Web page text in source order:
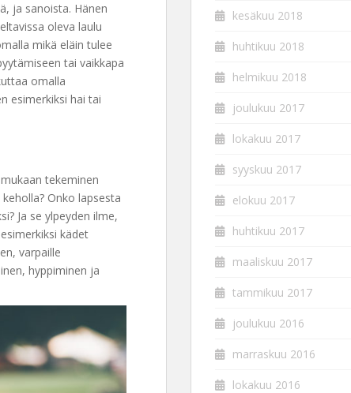
ja sanoista. Hänen
oleva laulu
mikä eläin tulee
tai vaikkapa
omalla
esimerkiksi hai tai
tekeminen
Onko lapsesta
Ja se ylpeyden ilme,
kädet
varpaille
hyppiminen ja
kesäkuu 2018
huhtikuu 2018
helmikuu 2018
joulukuu 2017
lokakuu 2017
syyskuu 2017
elokuu 2017
huhtikuu 2017
maaliskuu 2017
tammikuu 2017
joulukuu 2016
marraskuu 2016
lokakuu 2016